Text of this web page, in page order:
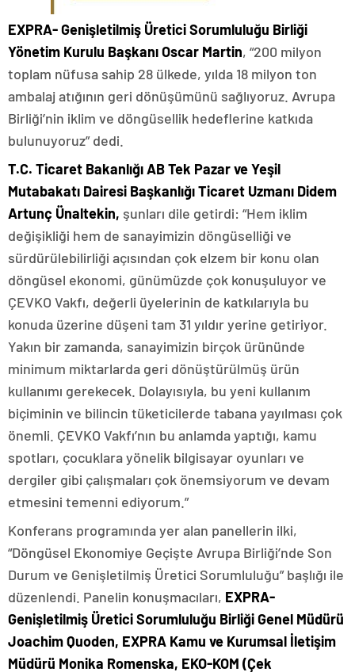
EXPRA- Genişletilmiş Üretici Sorumluluğu Birliği
Yönetim Kurulu Başkanı Oscar Martin, “200 milyon
toplam nüfusa sahip 28 ülkede, yılda 18 milyon ton
ambalaj atığının geri dönüşümünü sağlıyoruz. Avrupa
Birliği’nin iklim ve döngüsellik hedeflerine katkıda
bulunuyoruz” dedi.
T.C. Ticaret Bakanlığı AB Tek Pazar ve Yeşil
Mutabakatı Dairesi Başkanlığı Ticaret Uzmanı Didem
Artunç Ünaltekin, şunları dile getirdi: “Hem iklim
değişikliği hem de sanayimizin döngüselliği ve
sürdürülebilirliği açısından çok elzem bir konu olan
döngüsel ekonomi, günümüzde çok konuşuluyor ve
ÇEVKO Vakfı, değerli üyelerinin de katkılarıyla bu
konuda üzerine düşeni tam 31 yıldır yerine getiriyor.
Yakın bir zamanda, sanayimizin birçok ürününde
minimum miktarlarda geri dönüştürülmüş ürün
kullanımı gerekecek. Dolayısıyla, bu yeni kullanım
biçiminin ve bilincin tüketicilerde tabana yayılması çok
önemli. ÇEVKO Vakfı’nın bu anlamda yaptığı, kamu
spotları, çocuklara yönelik bilgisayar oyunları ve
dergiler gibi çalışmaları çok önemsiyorum ve devam
etmesini temenni ediyorum.”
Konferans programında yer alan panellerin ilki,
“Döngüsel Ekonomiye Geçişte Avrupa Birliği’nde Son
Durum ve Genişletilmiş Üretici Sorumluluğu” başlığı ile
düzenlendi. Panelin konuşmacıları, EXPRA-
Genişletilmiş Üretici Sorumluluğu Birliği Genel Müdürü
Joachim Quoden, EXPRA Kamu ve Kurumsal İletişim
Müdürü Monika Romenska, EKO-KOM (Çek